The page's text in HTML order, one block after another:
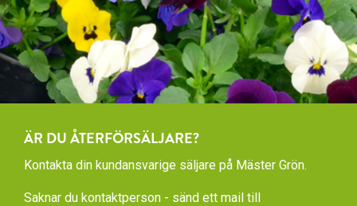
ÄR DU ÅTERFÖRSÄLJARE?
Kontakta din kundansvarige säljare på Mäster Grön.
Saknar du kontaktperson - sänd ett mail till